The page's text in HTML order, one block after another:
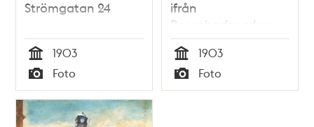
Strömgatan 24
Tid
1903
Typ
Foto
ifrån
Rosenbadsparken
Tid
1903
Typ
Foto